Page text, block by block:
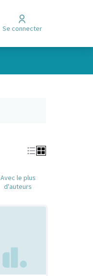
Se connecter
Avec le plus
d'auteurs